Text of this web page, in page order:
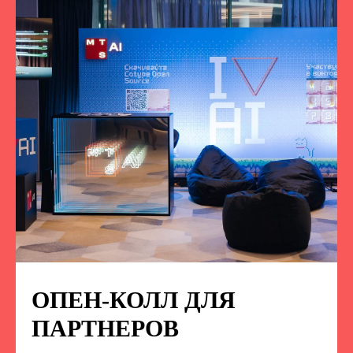
ОПЕН-КОЛЛ ДЛЯ
ПАРТНЕРОВ
ПОДПИСЫВАЙТЕСЬ
НА НАС В СОЦСЕТЯХ